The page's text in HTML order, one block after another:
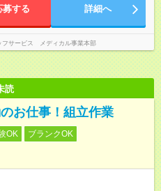
募する 詳細へ
フサービス メディカル事業本部
読
お仕事！組立作業
OK
ブランクOK